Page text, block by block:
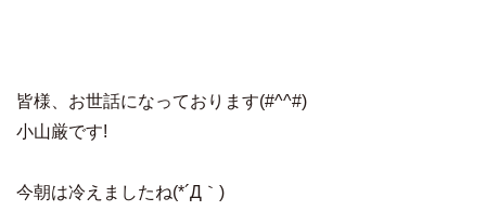
皆様、お世話になっております(#^^#)
小山厳です!
今朝は冷えましたね(*´Д｀)